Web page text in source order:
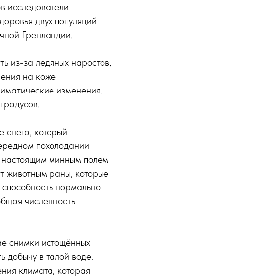
исследователи
двух популяций
Гренландии.
из-за ледяных наростов,
на коже
изменения.
снега, который
похолодании
настоящим минным полем
животным раны, которые
нормально
численность
снимки истощённых
добычу в талой воде.
климата, которая